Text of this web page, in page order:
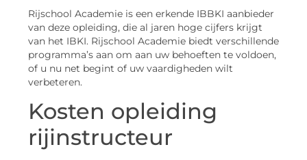
Rijschool Academie is een erkende IBBKI aanbieder
van deze opleiding, die al jaren hoge cijfers krijgt
van het IBKI. Rijschool Academie biedt verschillende
programma’s aan om aan uw behoeften te voldoen,
of u nu net begint of uw vaardigheden wilt
verbeteren.
Kosten opleiding
rijinstructeur